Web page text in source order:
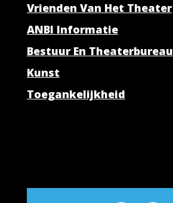
Vrienden Van Het Theater
ANBI Informatie
Bestuur En Theaterbureau
Kunst
Toegankelijkheid